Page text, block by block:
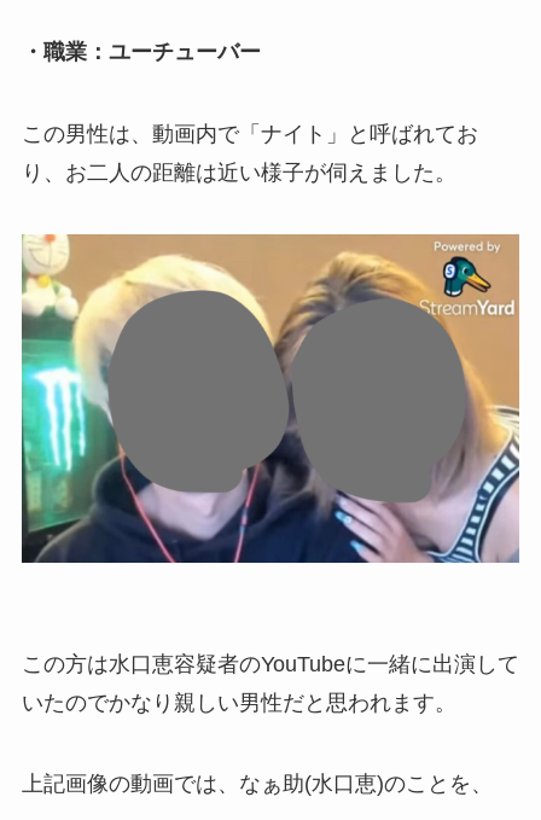
・職業：ユーチューバー
この男性は、動画内で「ナイト」と呼ばれてお
り、お二人の距離は近い様子が伺えました。
この方は水口恵容疑者のYouTubeに一緒に出演して
いたのでかなり親しい男性だと思われます。
上記画像の動画では、なぁ助(水口恵)のことを、